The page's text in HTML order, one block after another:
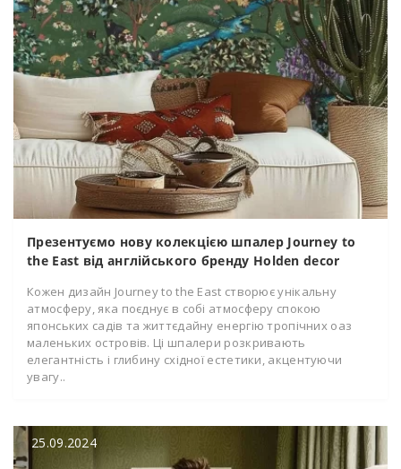
Презентуємо нову колекцією шпалер Journey to
the East від англійського бренду Holden decor
Кожен дизайн Journey to the East створює унікальну
атмосферу, яка поєднує в собі атмосферу спокою
японських садів та життєдайну енергію тропічних оаз
маленьких островів. Ці шпалери розкривають
елегантність і глибину східної естетики, акцентуючи
увагу..
25.09.2024